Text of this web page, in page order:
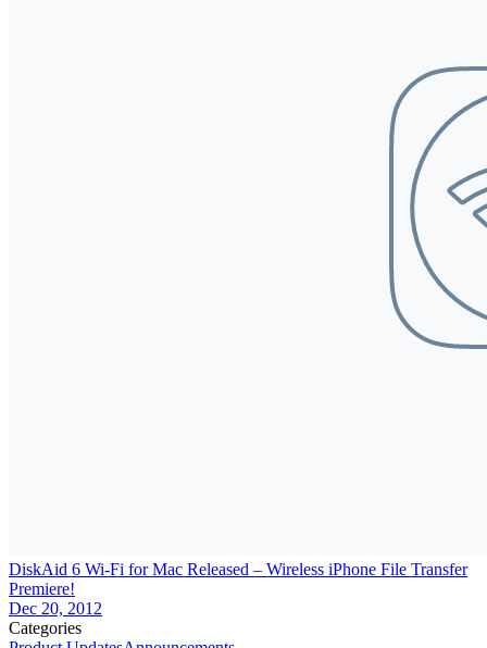
DiskAid 6 Wi-Fi for Mac Released – Wireless iPhone File Transfer
Premiere!
Dec 20, 2012
Categories